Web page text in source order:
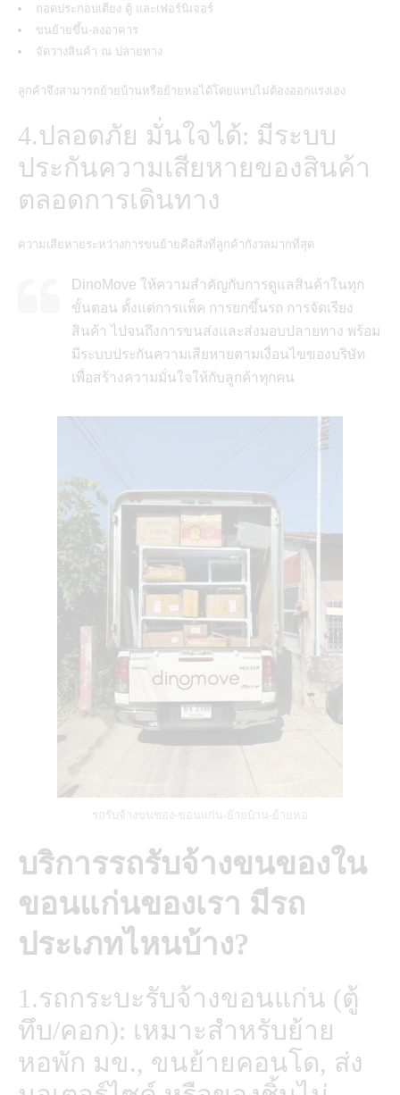
ถอดประกอบเตียง ตู้ และเฟอร์นิเจอร์
ขนย้ายขึ้น-ลงอาคาร
จัดวางสินค้า ณ ปลายทาง
ลูกค้าจึงสามารถย้ายบ้านหรือย้ายหอได้โดยแทบไม่ต้องออกแรงเอง
4.ปลอดภัย มั่นใจได้: มีระบบ
ประกันความเสียหายของสินค้า
ตลอดการเดินทาง
ความเสียหายระหว่างการขนย้ายคือสิ่งที่ลูกค้ากังวลมากที่สุด
DinoMove ให้ความสำคัญกับการดูแลสินค้าในทุก
ขั้นตอน ตั้งแต่การแพ็ค การยกขึ้นรถ การจัดเรียง
สินค้า ไปจนถึงการขนส่งและส่งมอบปลายทาง พร้อม
มีระบบประกันความเสียหายตามเงื่อนไขของบริษัท
เพื่อสร้างความมั่นใจให้กับลูกค้าทุกคน
รถรับจ้างขนของ-ขอนแก่น-ย้ายบ้าน-ย้ายหอ
บริการรถรับจ้างขนของใน
ขอนแก่นของเรา มีรถ
ประเภทไหนบ้าง?
1.รถกระบะรับจ้างขอนแก่น (ตู้
ทึบ/คอก): เหมาะสำหรับย้าย
หอพัก มข., ขนย้ายคอนโด, ส่ง